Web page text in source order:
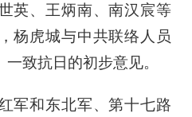
英、王炳南、南汉宸等
杨虎城与中共联络人员
致抗日的初步意见。
和东北军、第十七路